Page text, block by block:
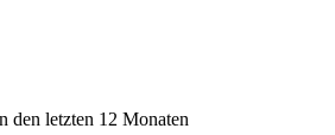
den letzten 12 Monaten